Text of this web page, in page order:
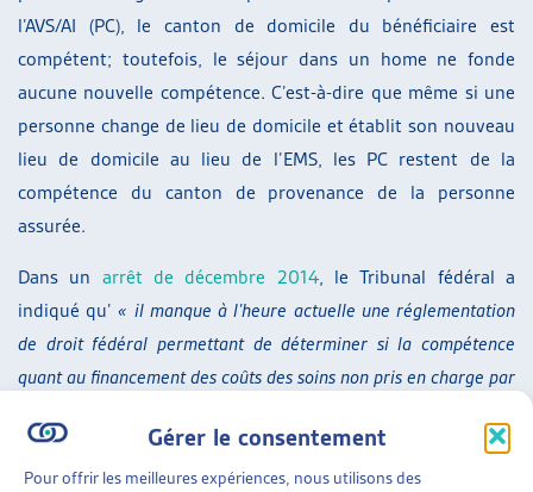
Gérer le consentement
Pour offrir les meilleures expériences, nous utilisons des
l’AVS/AI (PC), le canton de domicile du bénéficiaire est
compétent; toutefois, le séjour dans un home ne fonde
aucune nouvelle compétence. C’est-à-dire que même si une
personne change de lieu de domicile et établit son nouveau
lieu de domicile au lieu de l’EMS, les PC restent de la
compétence du canton de provenance de la personne
assurée.
Dans un arrêt de décembre 2014, le Tribunal fédéral a
indiqué qu’« il manque à l’heure actuelle une réglementation
de droit fédéral permettant de déterminer si la compétence
quant au financement des coûts des soins non pris en charge par
domicile (à l’instar du droit applicable en matière de prestations
complémentaires et d’aide sociale) ou si l’entrée dans un home